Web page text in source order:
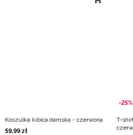
Koszulka kibica damska - czerwona
59,99 zł
-25%
T-